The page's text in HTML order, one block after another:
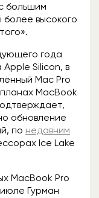
большим
более высокого
года
Silicon, в
Mac Pro
MacBook
обновление
по недавним
Ice Lake
MacBook Pro
Гурман